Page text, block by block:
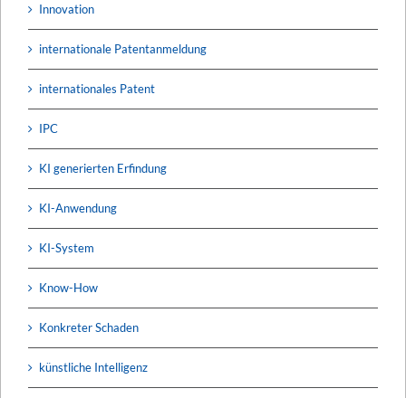
Innovation
internationale Patentanmeldung
internationales Patent
IPC
KI generierten Erfindung
KI-Anwendung
KI-System
Know-How
Konkreter Schaden
künstliche Intelligenz